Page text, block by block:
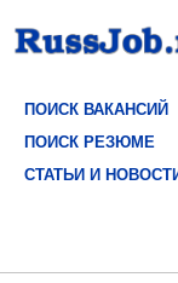
ПОИСК ВАКАНСИЙ
ПОИСК РЕЗЮМЕ
СТАТЬИ И